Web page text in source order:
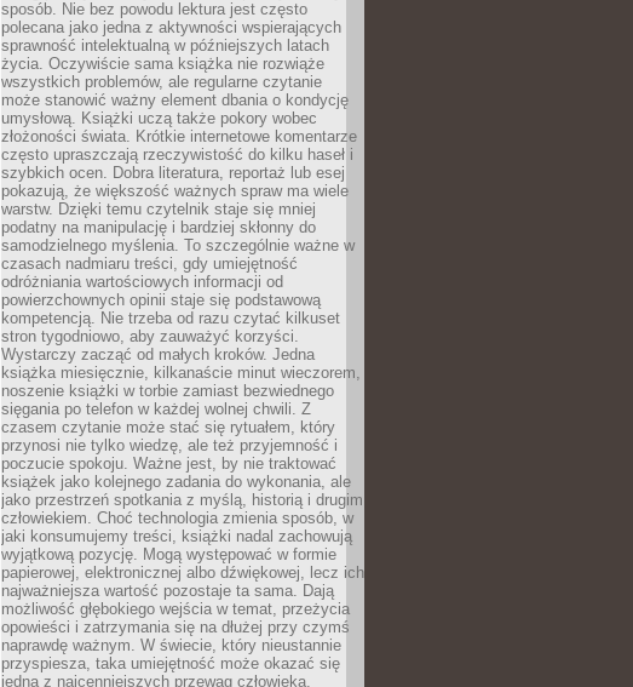
sposób. Nie bez powodu lektura jest często
polecana jako jedna z aktywności wspierających
sprawność intelektualną w późniejszych latach
życia. Oczywiście sama książka nie rozwiąże
wszystkich problemów, ale regularne czytanie
może stanowić ważny element dbania o kondycję
umysłową. Książki uczą także pokory wobec
złożoności świata. Krótkie internetowe komentarze
często upraszczają rzeczywistość do kilku haseł i
szybkich ocen. Dobra literatura, reportaż lub esej
pokazują, że większość ważnych spraw ma wiele
warstw. Dzięki temu czytelnik staje się mniej
podatny na manipulację i bardziej skłonny do
samodzielnego myślenia. To szczególnie ważne w
czasach nadmiaru treści, gdy umiejętność
odróżniania wartościowych informacji od
powierzchownych opinii staje się podstawową
kompetencją. Nie trzeba od razu czytać kilkuset
stron tygodniowo, aby zauważyć korzyści.
Wystarczy zacząć od małych kroków. Jedna
książka miesięcznie, kilkanaście minut wieczorem,
noszenie książki w torbie zamiast bezwiednego
sięgania po telefon w każdej wolnej chwili. Z
czasem czytanie może stać się rytuałem, który
przynosi nie tylko wiedzę, ale też przyjemność i
poczucie spokoju. Ważne jest, by nie traktować
książek jako kolejnego zadania do wykonania, ale
jako przestrzeń spotkania z myślą, historią i drugim
człowiekiem. Choć technologia zmienia sposób, w
jaki konsumujemy treści, książki nadal zachowują
wyjątkową pozycję. Mogą występować w formie
papierowej, elektronicznej albo dźwiękowej, lecz ich
najważniejsza wartość pozostaje ta sama. Dają
możliwość głębokiego wejścia w temat, przeżycia
opowieści i zatrzymania się na dłużej przy czymś
naprawdę ważnym. W świecie, który nieustannie
przyspiesza, taka umiejętność może okazać się
jedną z najcenniejszych przewag człowieka.